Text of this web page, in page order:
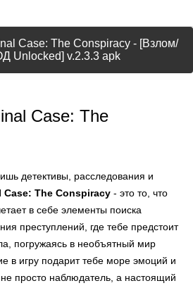
Case: The Conspiracy - [Взлом/
Unlocked] v.2.3.3 apk
Case: The
детективы, расследования и
Case: The Conspiracy - это то, что
в себе элементы поиска
преступлений, где тебе предстоит
погружаясь в необъятный мир
в игру подарит тебе море эмоций и
просто наблюдатель, а настоящий